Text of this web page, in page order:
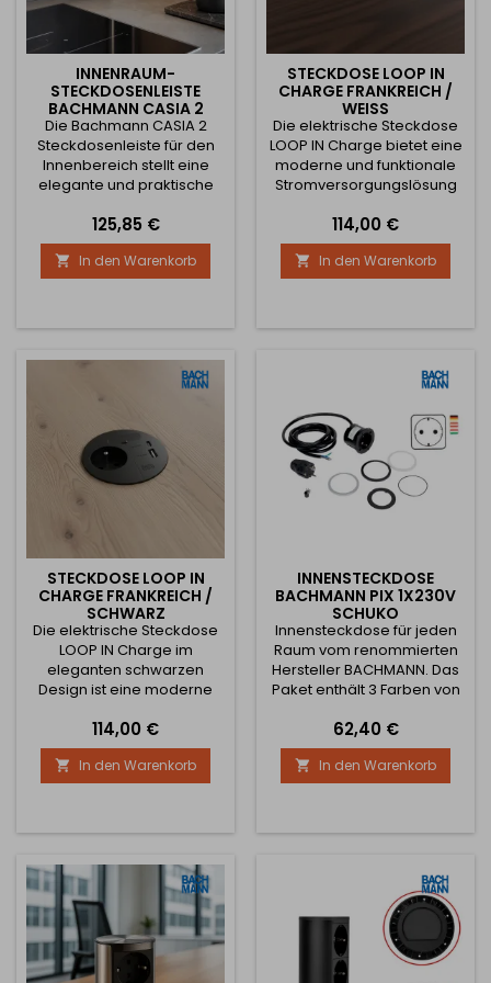
INNENRAUM-
STECKDOSENLEISTE
BACHMANN CASIA 2
FRENCH 3X 230V /
ALUMINIUM
Die Bachmann CASIA 2
Steckdosenleiste für den
Innenbereich stellt eine
elegante und praktische
Stromversorgung von
Küchenzeilen, Büros,
Schreibtischen und
Konferenzräumen dar. Das
passt in jedes Interieur und
Eckmontage Platz auf der
Arbeitsfläche. Die Leiste ist
mit drei elektrischen
Preis
125,85 €
 In den Warenkorb
STECKDOSE LOOP IN
CHARGE FRANKREICH /
WEISS
Die elektrische Steckdose
LOOP IN Charge bietet eine
moderne und funktionale
Stromversorgungslösung
Büros oder Einbaumöbel.
Sie vereint klares Design,
hohe Leistung und einfache
Installation – die ideale
Innenräume. Die Steckdose
E), die kompatibel ist mit
Preis
114,00 €
 In den Warenkorb
STECKDOSE LOOP IN
CHARGE FRANKREICH /
SCHWARZ
Die elektrische Steckdose
LOOP IN Charge im
eleganten schwarzen
Design ist eine moderne
für Schreibtische, Küchen,
Büros oder Einbaumöbel.
Sie vereint Premium-
Design, hohe Leistung und
moderne und industrielle
entspricht der
französischen Norm (Typ
E), die vollständig
kompatibel...
Preis
114,00 €
 In den Warenkorb
INNENSTECKDOSE
BACHMANN PIX 1X230V
SCHUKO
Innensteckdose für jeden
Raum vom renommierten
Hersteller BACHMANN. Das
Paket enthält 3 Farben von
Weiß , Schwarz und
Edelstahl. Wenn Sie die
Schublade abdecken
möchten, können Sie eine
elegant zur Seite hin öffnet.
Preis
62,40 €
 In den Warenkorb